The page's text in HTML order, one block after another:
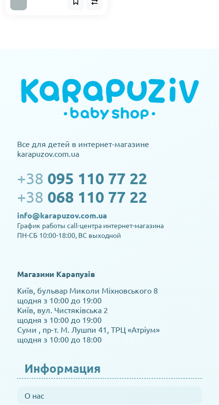
Все для детей в интернет-магазине
karapuzov.com.ua
+38 095 110 77 22
+38 068 110 77 22
info@karapuzov.com.ua
График работы call-центра интернет-магазина
ПН-СБ 10:00-18:00, ВС выходной
Магазини Карапузів
Київ, бульвар Миколи Міхновського 8
щодня з 10:00 до 19:00
Київ, вул. Чистяківська 2
щодня з 10:00 до 19:00
Суми , пр-т. М. Лушпи 41, ТРЦ «Атріум»
щодня з 10:00 до 18:00
Информация
О нас